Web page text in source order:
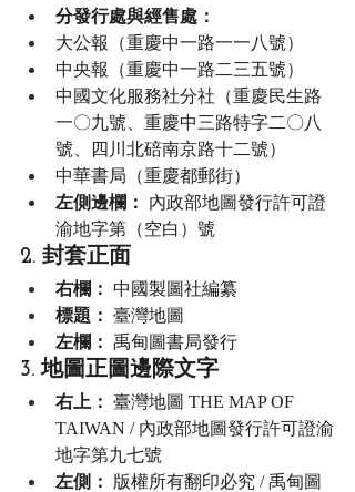
分發行處與經售處：
大公報（重慶中一路一一八號）
中央報（重慶中一路二三五號）
中國文化服務社分社（重慶民生路
一〇九號、重慶中三路特字二〇八
號、四川北碚南京路十二號）
中華書局（重慶都郵街）
左側邊欄：
內政部地圖發行許可證
渝地字第（空白）號
2. 封套正面
右欄： 中國製圖社編纂
標題： 臺灣地圖
左欄： 禹甸圖書局發行
3. 地圖正圖邊際文字
右上： 臺灣地圖 THE MAP OF
TAIWAN / 內政部地圖發行許可證渝
地字第九七號
左側：
版權所有翻印必究 / 禹甸圖